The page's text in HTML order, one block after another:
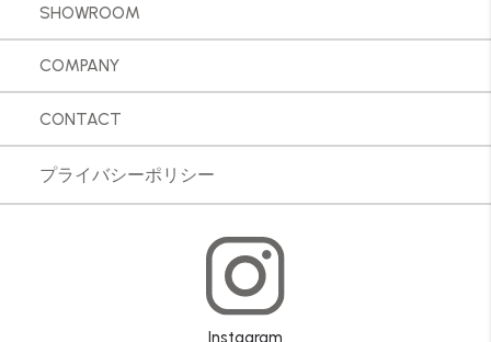
SHOWROOM
COMPANY
CONTACT
プライバシーポリシー
Instagram